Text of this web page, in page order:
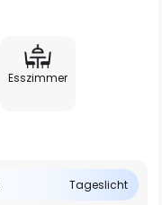
Esszimmer
Tageslicht